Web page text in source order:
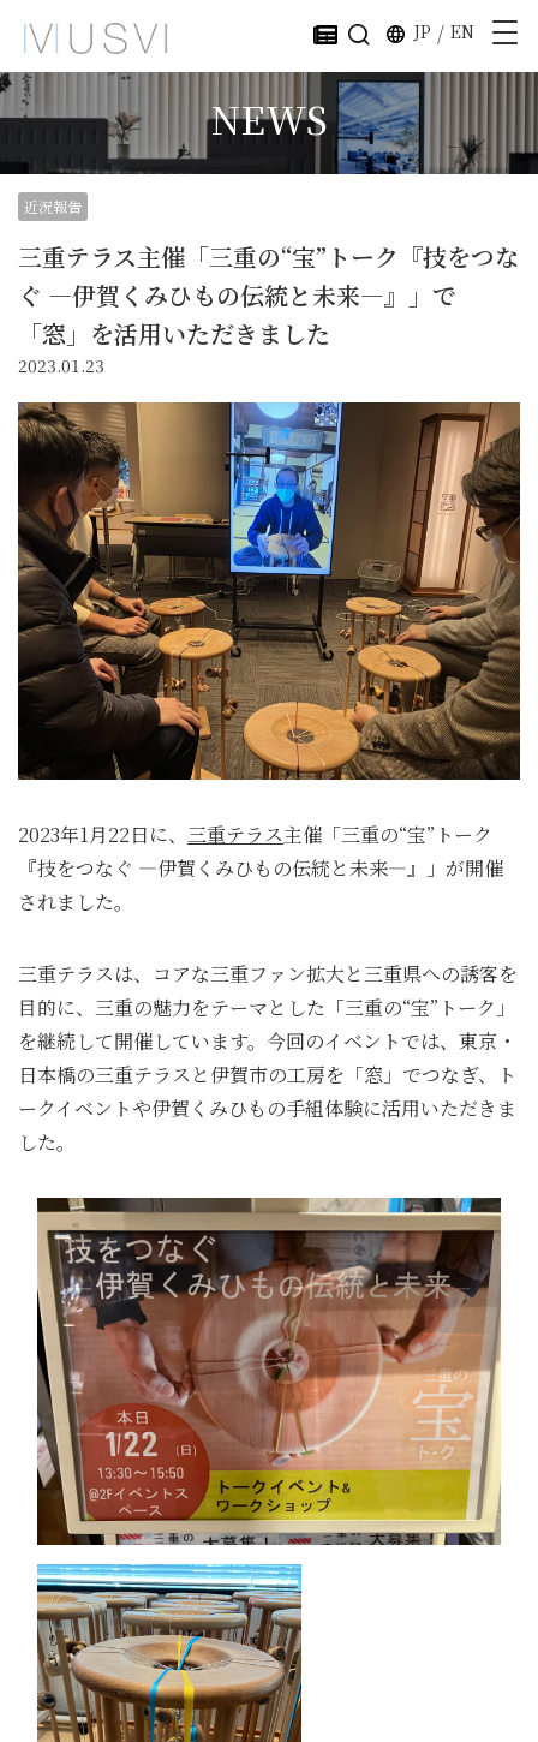
JP / EN
NEWS
近況報告
三重テラス主催「三重の“宝”トーク『技をつな
ぐ ―伊賀くみひもの伝統と未来―』」で
「窓」を活用いただきました
2023.01.23
2023年1月22日に、 三重テラス主催「三重の“宝”トーク
『技をつなぐ ―伊賀くみひもの伝統と未来―』」が開催
されました。
三重テラスは、コアな三重ファン拡大と三重県への誘客を
目的に、三重の魅力をテーマとした「三重の“宝”トーク」
を継続して開催しています。今回のイベントでは、東京・
日本橋の三重テラスと伊賀市の工房を「窓」でつなぎ、ト
ークイベントや伊賀くみひもの手組体験に活用いただきま
した。